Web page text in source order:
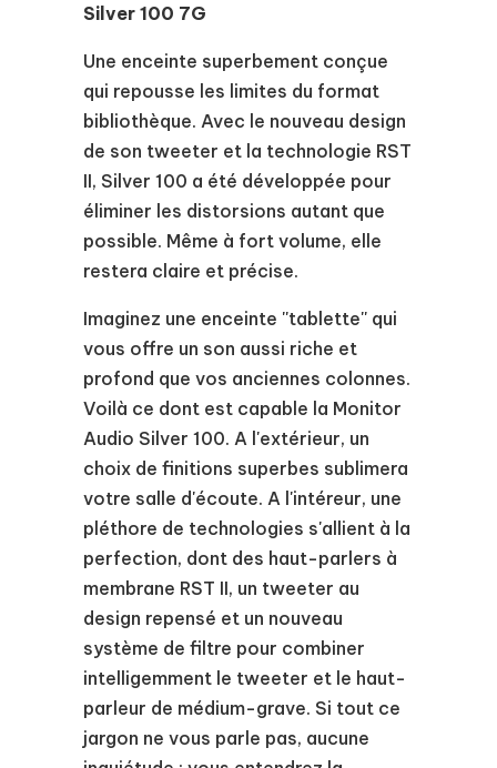
Silver 100 7G
Une enceinte superbement conçue
qui repousse les limites du format
bibliothèque. Avec le nouveau design
de son tweeter et la technologie RST
II, Silver 100 a été développée pour
éliminer les distorsions autant que
possible. Même à fort volume, elle
restera claire et précise.
Imaginez une enceinte ''tablette'' qui
vous offre un son aussi riche et
profond que vos anciennes colonnes.
Voilà ce dont est capable la Monitor
Audio Silver 100. A l'extérieur, un
choix de finitions superbes sublimera
votre salle d'écoute. A l'intéreur, une
pléthore de technologies s'allient à la
perfection, dont des haut-parlers à
membrane RST II, un tweeter au
design repensé et un nouveau
système de filtre pour combiner
intelligemment le tweeter et le haut-
parleur de médium-grave. Si tout ce
jargon ne vous parle pas, aucune